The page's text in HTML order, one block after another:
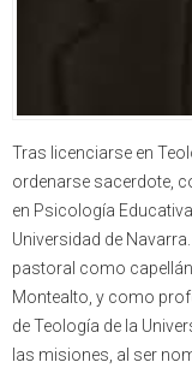
Tras licenciarse en
ordenarse sacerdote,
en Psicología
Universidad de
pastoral como
Montealto, y como
de Teología de la
las misiones, al ser